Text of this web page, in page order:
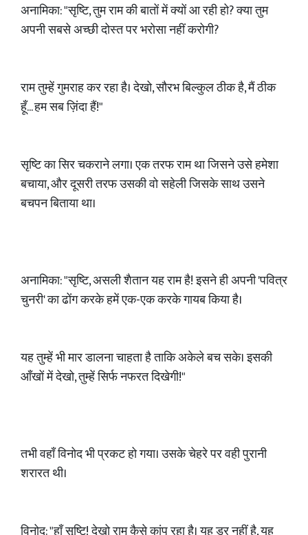
अनामिका: "सृष्टि, तुम राम की बातों में क्यों आ रही हो? क्या तुम
अपनी सबसे अच्छी दोस्त पर भरोसा नहीं करोगी?
राम तुम्हें गुमराह कर रहा है। देखो, सौरभ बिल्कुल ठीक है, मैं ठीक
हूँ... हम सब ज़िंदा हैं!"
सृष्टि का सिर चकराने लगा। एक तरफ राम था जिसने उसे हमेशा
बचाया, और दूसरी तरफ उसकी वो सहेली जिसके साथ उसने
बचपन बिताया था।
अनामिका: "सृष्टि, असली शैतान यह राम है! इसने ही अपनी 'पवित्र
चुनरी' का ढोंग करके हमें एक-एक करके गायब किया है।
यह तुम्हें भी मार डालना चाहता है ताकि अकेले बच सके। इसकी
आँखों में देखो, तुम्हें सिर्फ नफरत दिखेगी!"
तभी वहाँ विनोद भी प्रकट हो गया। उसके चेहरे पर वही पुरानी
शरारत थी।